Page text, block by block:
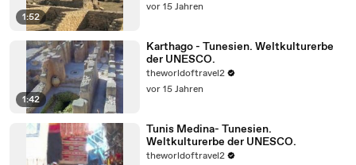
1:52
vor 15 Jahren
1:42
Karthago - Tunesien. Weltkulturerbe
der UNESCO.
theworldoftravel2
vor 15 Jahren
Tunis Medina- Tunesien.
Weltkulturerbe der UNESCO.
theworldoftravel2